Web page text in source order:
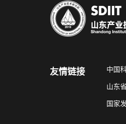
友情链接 中国
山东
国家